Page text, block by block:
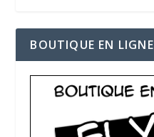
BOUTIQUE EN LIGNE